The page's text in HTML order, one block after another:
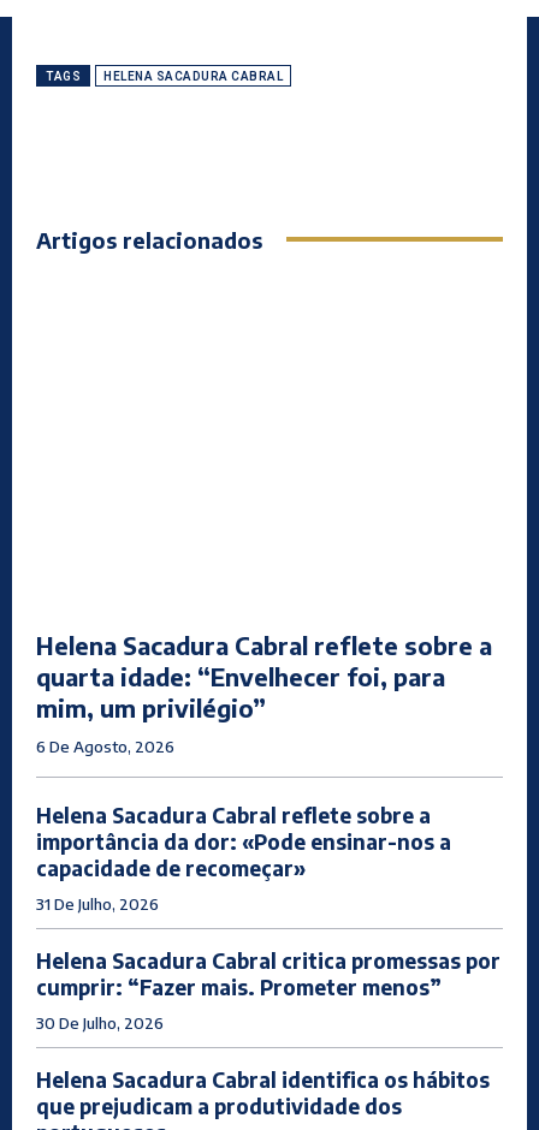
TAGS HELENA SACADURA CABRAL
Artigos relacionados
Helena Sacadura Cabral reflete sobre a
quarta idade: “Envelhecer foi, para
mim, um privilégio”
6 De Agosto, 2026
Helena Sacadura Cabral reflete sobre a
importância da dor: «Pode ensinar-nos a
capacidade de recomeçar»
31 De Julho, 2026
Helena Sacadura Cabral critica promessas por
cumprir: “Fazer mais. Prometer menos”
30 De Julho, 2026
Helena Sacadura Cabral identifica os hábitos
que prejudicam a produtividade dos